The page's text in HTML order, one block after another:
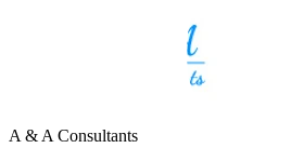
A & A Consultants